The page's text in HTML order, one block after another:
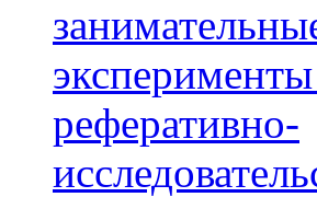
реферативно-